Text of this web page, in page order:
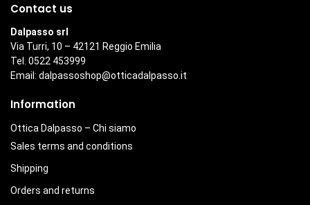
Contact us
Dalpasso srl
Via Turri, 10 – 42121 Reggio Emilia
Tel. 0522 453999
Email: dalpassoshop@otticadalpasso.it
Information
Ottica Dalpasso – Chi siamo
Sales terms and conditions
Shipping
Orders and returns